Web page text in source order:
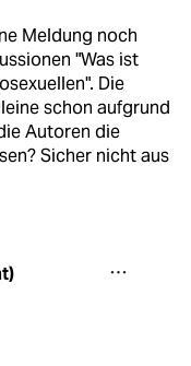
Meldung noch
"Was ist
Die
schon aufgrund
Autoren die
Sicher nicht aus